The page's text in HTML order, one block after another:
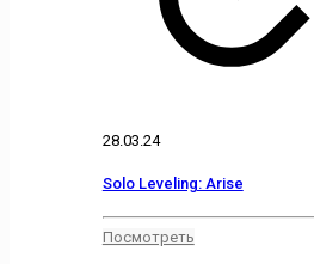
28.03.24
Solo Leveling: Arise
Посмотреть